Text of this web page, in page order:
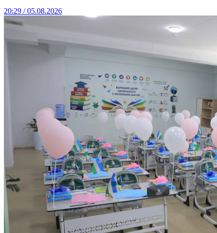
20:29 / 05.08.2026